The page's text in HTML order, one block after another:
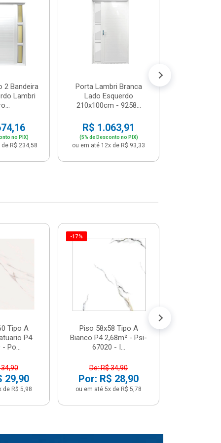
2 Bandeira
Lambri
no PIX)
R$ 234,58
Porta Lambri Branca
Lado Esquerdo
210x100cm - 9258...
R$ 1.063,91
(5% de Desconto no PIX)
ou em até 12x de R$ 93,33
Tipo A
P4
- Po...
34,90
29,90
de R$ 5,98
-17%
Piso 58x58 Tipo A
Bianco P4 2,68m² - Psi-
67020 - I...
De: R$ 34,90
Por: R$ 28,90
ou em até 5x de R$ 5,78